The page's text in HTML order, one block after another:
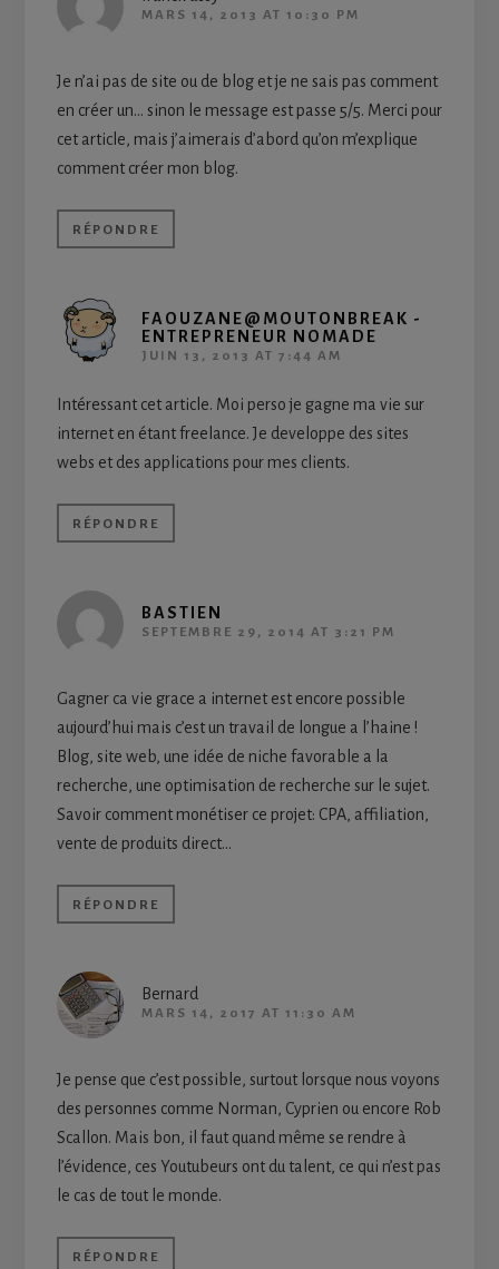
MARS 14, 2013 AT 10:30 PM
Je n’ai pas de site ou de blog et je ne sais pas comment
en créer un… sinon le message est passe 5/5. Merci pour
cet article, mais j’aimerais d’abord qu’on m’explique
comment créer mon blog.
RÉPONDRE
FAOUZANE@MOUTONBREAK -
ENTREPRENEUR NOMADE
JUIN 13, 2013 AT 7:44 AM
Intéressant cet article. Moi perso je gagne ma vie sur
internet en étant freelance. Je developpe des sites
webs et des applications pour mes clients.
RÉPONDRE
BASTIEN
SEPTEMBRE 29, 2014 AT 3:21 PM
Gagner ca vie grace a internet est encore possible
aujourd’hui mais c’est un travail de longue a l’haine !
Blog, site web, une idée de niche favorable a la
recherche, une optimisation de recherche sur le sujet.
Savoir comment monétiser ce projet: CPA, affiliation,
vente de produits direct…
RÉPONDRE
Bernard
MARS 14, 2017 AT 11:30 AM
Je pense que c’est possible, surtout lorsque nous voyons
des personnes comme Norman, Cyprien ou encore Rob
Scallon. Mais bon, il faut quand même se rendre à
l’évidence, ces Youtubeurs ont du talent, ce qui n’est pas
le cas de tout le monde.
RÉPONDRE